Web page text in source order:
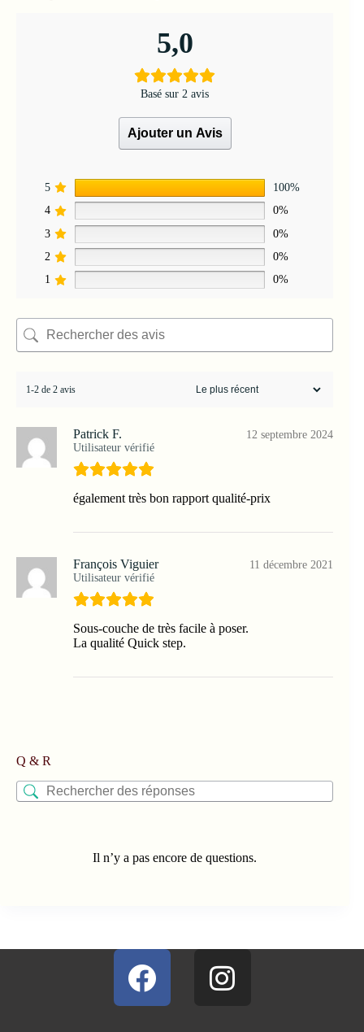
5,0
Basé sur 2 avis
Ajouter un Avis
5
100%
4
0%
3
0%
2
0%
1
0%
1-2 de 2 avis
Patrick F.
Utilisateur vérifié
12 septembre 2024
également très bon rapport qualité-prix
François Viguier
Utilisateur vérifié
11 décembre 2021
Sous-couche de très facile à poser.
La qualité Quick step.
Q & R
Il n’y a pas encore de questions.